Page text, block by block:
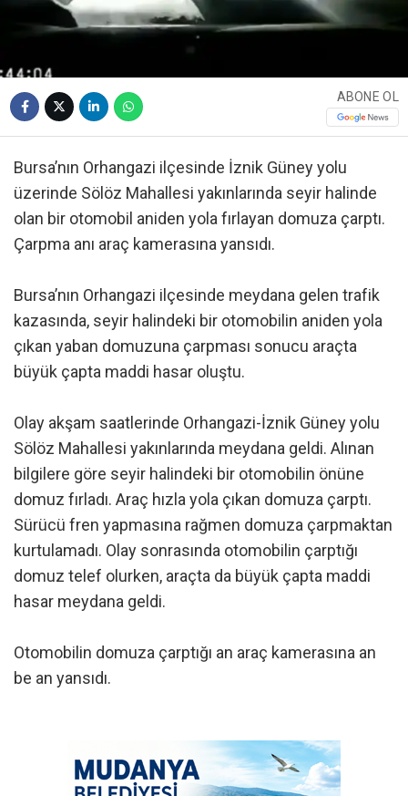
ABONE OL
Bursa’nın Orhangazi ilçesinde İznik Güney yolu
üzerinde Sölöz Mahallesi yakınlarında seyir halinde
olan bir otomobil aniden yola fırlayan domuza çarptı.
Çarpma anı araç kamerasına yansıdı.
Bursa’nın Orhangazi ilçesinde meydana gelen trafik
kazasında, seyir halindeki bir otomobilin aniden yola
çıkan yaban domuzuna çarpması sonucu araçta
büyük çapta maddi hasar oluştu.
Olay akşam saatlerinde Orhangazi-İznik Güney yolu
Sölöz Mahallesi yakınlarında meydana geldi. Alınan
bilgilere göre seyir halindeki bir otomobilin önüne
domuz fırladı. Araç hızla yola çıkan domuza çarptı.
Sürücü fren yapmasına rağmen domuza çarpmaktan
kurtulamadı. Olay sonrasında otomobilin çarptığı
domuz telef olurken, araçta da büyük çapta maddi
hasar meydana geldi.
Otomobilin domuza çarptığı an araç kamerasına an
be an yansıdı.